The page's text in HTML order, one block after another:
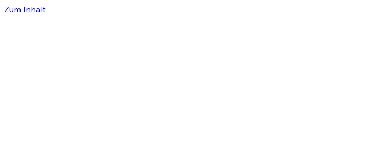
Zum Inhalt